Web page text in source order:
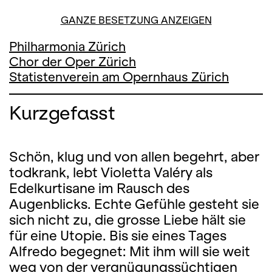
GANZE BESETZUNG ANZEIGEN
Philharmonia Zürich
Chor der Oper Zürich
Statistenverein am Opernhaus Zürich
Kurzgefasst
Schön, klug und von allen begehrt, aber
todkrank, lebt Violetta Valéry als
Edelkurtisane im Rausch des
Augenblicks. Echte Gefühle gesteht sie
sich nicht zu, die grosse Liebe hält sie
für eine Utopie. Bis sie eines Tages
Alfredo begegnet: Mit ihm will sie weit
weg von der vergnügungssüchtigen